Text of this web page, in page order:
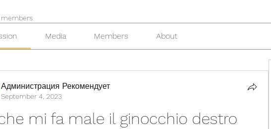
members
Media Members About
Администрация Рекомендует
September 4, 2023
mi fa male il ginocchio destro